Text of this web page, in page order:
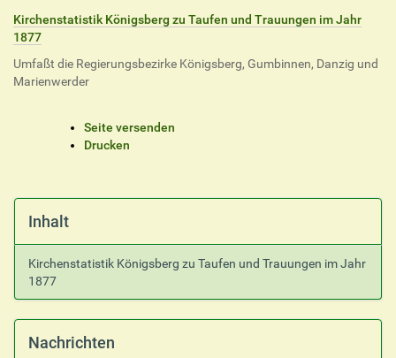
Kirchenstatistik Königsberg zu Taufen und Trauungen im Jahr
1877
Umfaßt die Regierungsbezirke Königsberg, Gumbinnen, Danzig und
Marienwerder
l
t
p
e
z
i
f
i
Seite versenden
Drucken
Inhalt
Kirchenstatistik Königsberg zu Taufen und Trauungen im Jahr
1877
Nachrichten